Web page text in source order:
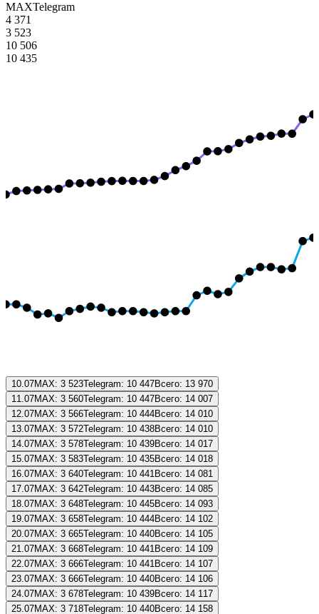
MAXTelegram
4 371
3 523
10 506
10 435
10.07MAX: 3 523Telegram: 10 447Всего: 13 970
11.07MAX: 3 560Telegram: 10 447Всего: 14 007
12.07MAX: 3 566Telegram: 10 444Всего: 14 010
13.07MAX: 3 572Telegram: 10 438Всего: 14 010
14.07MAX: 3 578Telegram: 10 439Всего: 14 017
15.07MAX: 3 583Telegram: 10 435Всего: 14 018
16.07MAX: 3 640Telegram: 10 441Всего: 14 081
17.07MAX: 3 642Telegram: 10 443Всего: 14 085
18.07MAX: 3 648Telegram: 10 445Всего: 14 093
19.07MAX: 3 658Telegram: 10 444Всего: 14 102
20.07MAX: 3 665Telegram: 10 440Всего: 14 105
21.07MAX: 3 668Telegram: 10 441Всего: 14 109
22.07MAX: 3 666Telegram: 10 441Всего: 14 107
23.07MAX: 3 666Telegram: 10 440Всего: 14 106
24.07MAX: 3 678Telegram: 10 439Всего: 14 117
25.07MAX: 3 718Telegram: 10 440Всего: 14 158